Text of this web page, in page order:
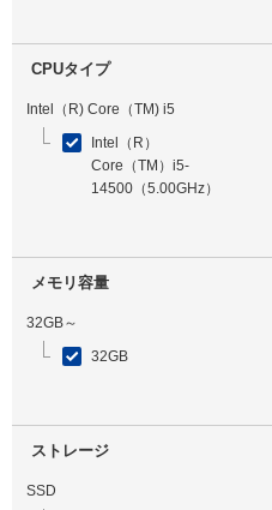
CPUタイプ
Intel（R) Core（TM) i5
Intel（R）
Core（TM）i5-
14500（5.00GHz）
メモリ容量
32GB～
32GB
ストレージ
SSD